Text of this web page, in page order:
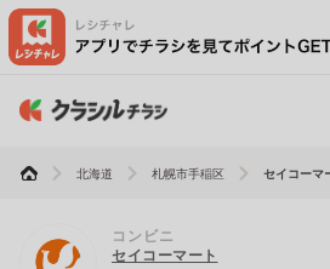
北海道 札幌市手稲区 セイコーマ
コンビニ
セイコーマート